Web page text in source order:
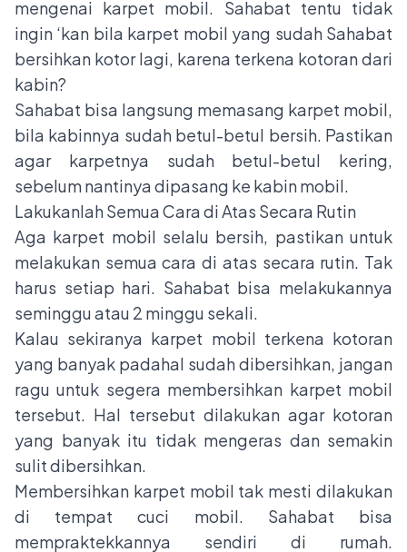
mengenai karpet mobil. Sahabat tentu tidak
ingin ‘kan bila karpet mobil yang sudah Sahabat
bersihkan kotor lagi, karena terkena kotoran dari
kabin?
Sahabat bisa langsung memasang karpet mobil,
bila kabinnya sudah betul-betul bersih. Pastikan
agar karpetnya sudah betul-betul kering,
sebelum nantinya dipasang ke kabin mobil.
Lakukanlah Semua Cara di Atas Secara Rutin
Aga karpet mobil selalu bersih, pastikan untuk
melakukan semua cara di atas secara rutin. Tak
harus setiap hari. Sahabat bisa melakukannya
seminggu atau 2 minggu sekali.
Kalau sekiranya karpet mobil terkena kotoran
yang banyak padahal sudah dibersihkan, jangan
ragu untuk segera membersihkan karpet mobil
tersebut. Hal tersebut dilakukan agar kotoran
yang banyak itu tidak mengeras dan semakin
sulit dibersihkan.
Membersihkan karpet mobil tak mesti dilakukan
di tempat cuci mobil. Sahabat bisa
mempraktekkannya sendiri di rumah.